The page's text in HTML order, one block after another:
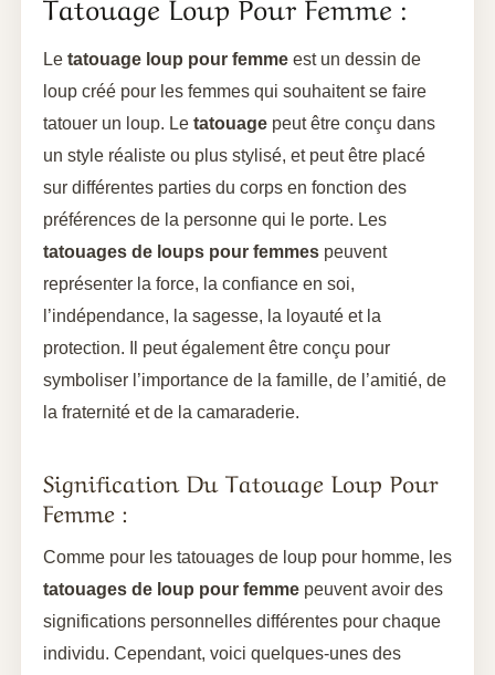
Le tatouage loup pour femme est un dessin de
loup créé pour les femmes qui souhaitent se faire
tatouer un loup. Le tatouage peut être conçu dans
un style réaliste ou plus stylisé, et peut être placé
sur différentes parties du corps en fonction des
préférences de la personne qui le porte. Les
tatouages de loups pour femmes peuvent
représenter la force, la confiance en soi,
l’indépendance, la sagesse, la loyauté et la
protection. Il peut également être conçu pour
symboliser l’importance de la famille, de l’amitié, de
la fraternité et de la camaraderie.
Signification Du Tatouage Loup Pour
Femme :
Comme pour les tatouages de loup pour homme, les
tatouages de loup pour femme peuvent avoir des
significations personnelles différentes pour chaque
individu. Cependant, voici quelques-unes des